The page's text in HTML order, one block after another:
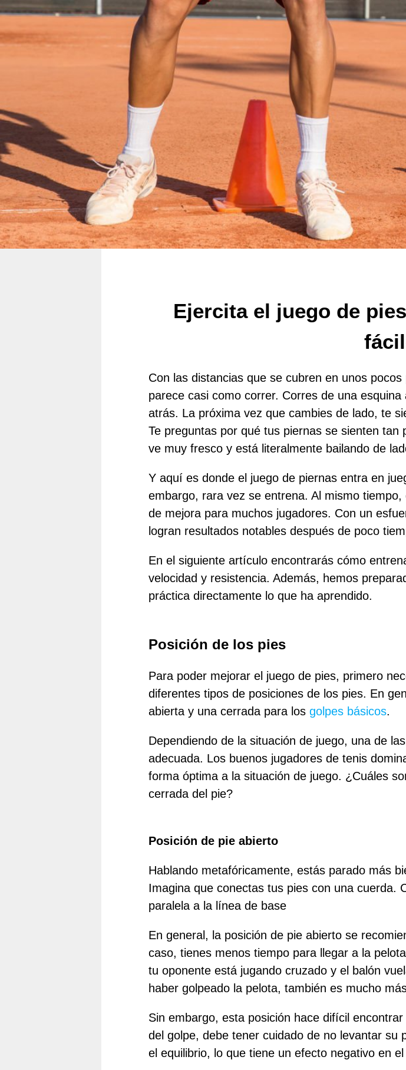
Ejercita el juego de
Con las distancias que se cubren en unos
parece casi como correr. Corres de una
atrás. La próxima vez que cambies de lado, te
Te preguntas por qué tus piernas se sienten
ve muy fresco y está literalmente bailando de
Y aquí es donde el juego de piernas entra en
embargo, rara vez se entrena. Al mismo
de mejora para muchos jugadores. Con un
logran resultados notables después de poco
En el siguiente artículo encontrarás cómo
velocidad y resistencia. Además, hemos
práctica directamente lo que ha aprendido.
Posición de los pies
Para poder mejorar el juego de pies, primero
diferentes tipos de posiciones de los pies. En
abierta y una cerrada para los golpes básicos.
Dependiendo de la situación de juego, una de
adecuada. Los buenos jugadores de tenis
forma óptima a la situación de juego. ¿Cuáles
cerrada del pie?
Posición de pie abierto
Hablando metafóricamente, estás parado más
Imagina que conectas tus pies con una cuerda.
paralela a la línea de base
En general, la posición de pie abierto se
caso, tienes menos tiempo para llegar a la
tu oponente está jugando cruzado y el balón
haber golpeado la pelota, también es mucho
Sin embargo, esta posición hace difícil
del golpe, debe tener cuidado de no levantar su
el equilibrio, lo que tiene un efecto negativo en